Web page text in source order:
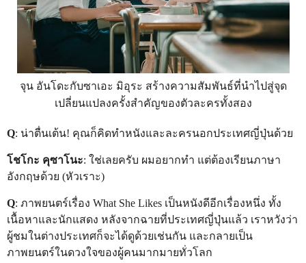
จุน อันโดะกับซาเอะ มิอุระ สร้างความสัมพันธ์ที่นำไปสู่จุด
เปลี่ยนแปลงครั้งสำคัญของตัวละครทั้งสอง
Q: น่าตื่นเต้น! คุณก็คิดทำหนังและละครนอกประเทศญี่ปุ่นด้วย
โชโกะ คุซาโนะ: ใช่เลยครับ ผมอยากทำ แต่ต้องเรียนภาษา
อังกฤษด้วย (หัวเราะ)
Q: ภาพยนตร์เรื่อง What She Likes เป็นหนังดีอีกเรื่องหนึ่ง ทั้ง
เนื้อหาและนักแสดง หลังจากฉายที่ประเทศญี่ปุ่นแล้ว เราหวังว่า
ผู้ชมในต่างประเทศก็จะได้ดูด้วยเช่นกัน และกลายเป็น
ภาพยนตร์ในดวงใจของผู้คนมากมายทั่วโลก